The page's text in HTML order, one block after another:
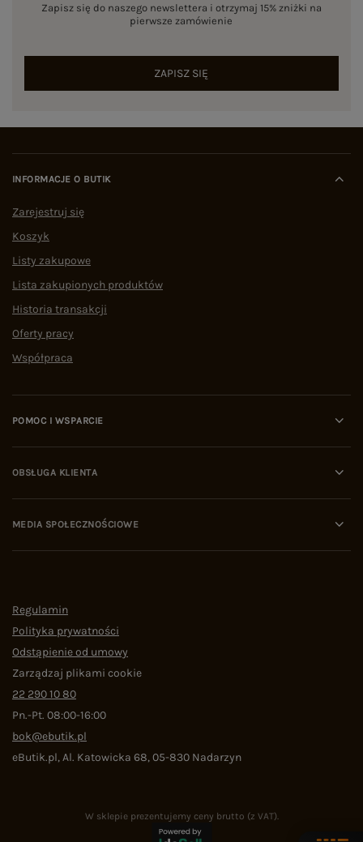
Zapisz się do naszego newslettera i otrzymaj 15% zniżki na
pierwsze zamówienie
ZAPISZ SIĘ
INFORMACJE O BUTIK
Zarejestruj się
Koszyk
Listy zakupowe
Lista zakupionych produktów
Historia transakcji
Oferty pracy
Współpraca
POMOC I WSPARCIE
OBSŁUGA KLIENTA
MEDIA SPOŁECZNOŚCIOWE
Regulamin
Polityka prywatności
Odstąpienie od umowy
Zarządzaj plikami cookie
22 290 10 80
Pn.-Pt. 08:00-16:00
bok@ebutik.pl
eButik.pl,Al. Katowicka 68,05-830 Nadarzyn
W sklepie prezentujemy ceny brutto (z VAT).